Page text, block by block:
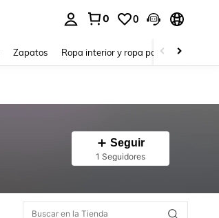
0 0
Zapatos Ropa interior y ropa para dormir
Seguir
1 Seguidores